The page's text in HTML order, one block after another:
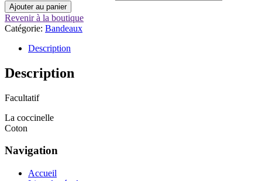
Ajouter au panier
Revenir à la boutique
Catégorie: Bandeaux
Description
Description
Facultatif
La coccinelle
Coton
Navigation
Accueil